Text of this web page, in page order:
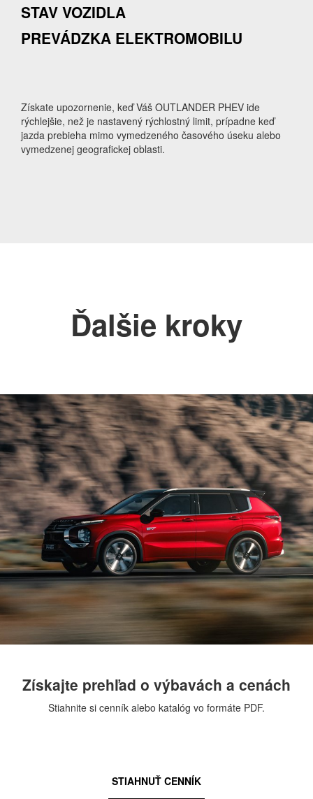
STAV VOZIDLA
PREVÁDZKA ELEKTROMOBILU
Získate upozornenie, keď Váš OUTLANDER PHEV ide
rýchlejšie, než je nastavený rýchlostný limit, prípadne keď
jazda prebieha mimo vymedzeného časového úseku alebo
vymedzenej geografickej oblasti.
Ďalšie kroky
Získajte prehľad o výbavách a cenách
Stiahnite si cenník alebo katalóg vo formáte PDF.
STIAHNUŤ CENNÍK